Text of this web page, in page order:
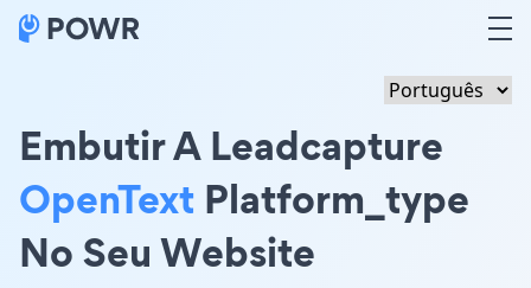
Embutir A Leadcapture
OpenText Platform_type
No Seu Website